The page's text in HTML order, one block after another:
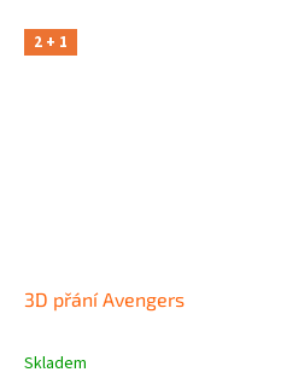
2 + 1
3D přání Avengers
Skladem